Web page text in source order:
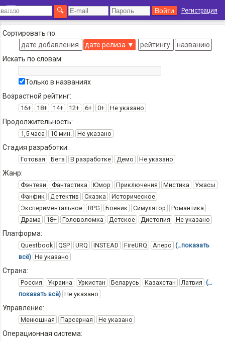
Регистрация
Сортировать по:
дате добавления
дате релиза ▼ рейтингу
названию
Искать по словам:
Только в названиях
Возрастной рейтинг:
16+ 18+ 14+ 12+ 6+ 0+ Не указано
Продолжительность:
1,5 часа 10 мин. Не указано
Стадия разработки:
Готовая Бета В разработке Демо Не указано
Жанр:
Фэнтези Фантастика Юмор Приключения Мистика
Ужасы
Фанфик
Детектив Сказка
Историческое
Экспериментальное
RPG Боевик Симулятор
Романтика
Драма
18+ Головоломка Детское Дистопия Не указано
Платформа:
Questbook QSP URQ INSTEAD FireURQ Аперо (…показать
всё) Не указано
Страна:
Россия Украина Уркистан Беларусь Казахстан Латвия (…
показать всё) Не указано
Управление:
Менюшная Парсерная Не указано
Операционная система: